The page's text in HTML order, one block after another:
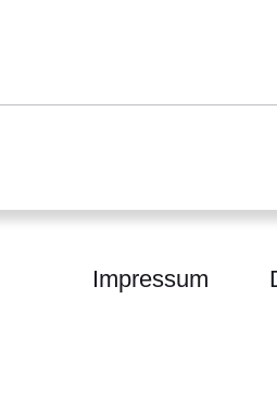
Impressum